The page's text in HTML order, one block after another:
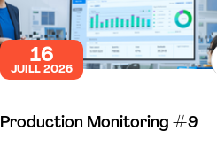
16
JUILL 2026
Production Monitoring #9